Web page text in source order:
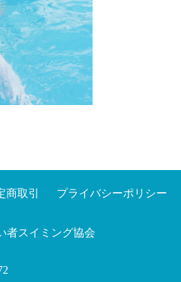
者スイミング協会
商取引 プライバシーポリシー